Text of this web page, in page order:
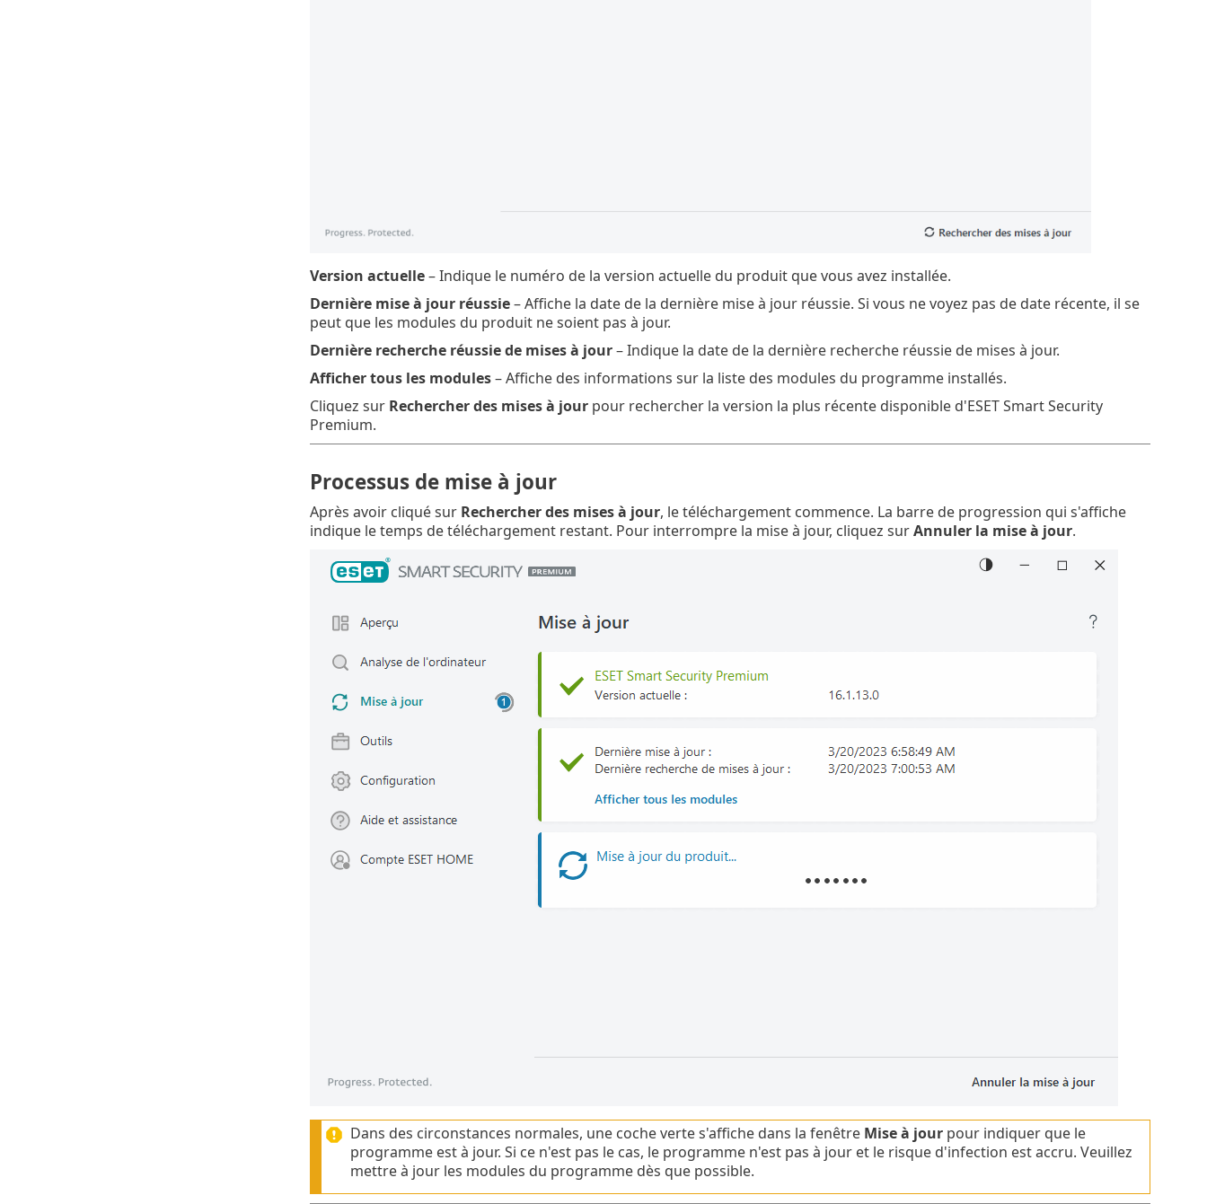
Version actuelle– Indique le numéro de la version actuelle du produit que vous avez installée.
Dernière mise à jour réussie– Affiche la date de la dernière mise à jour réussie. Si vous ne voyez pas de date récente, il se
peut que les modules du produit ne soient pas à jour.
Dernière recherche réussie de mises à jour– Indique la date de la dernière recherche réussie de mises à jour.
Afficher tous les modules– Affiche des informations sur la liste des modules du programme installés.
Cliquez sur Rechercher des mises à jourpour rechercher la version la plus récente disponible d'‎ESET Smart Security
Premium.
Processus de mise à jour
Après avoir cliqué sur Rechercher des mises à jour, le téléchargement commence. La barre de progression qui s'affiche
indique le temps de téléchargement restant. Pour interrompre la mise à jour, cliquez surAnnuler la mise à jour.
Dans des circonstances normales, une coche verte s'affiche dans la fenêtre Mise à jourpour indiquer que le
programme est à jour. Si ce n'est pas le cas, le programme n'est pas à jour et le risque d'infection est accru. Veuillez
mettre à jour les modules du programme dès que possible.